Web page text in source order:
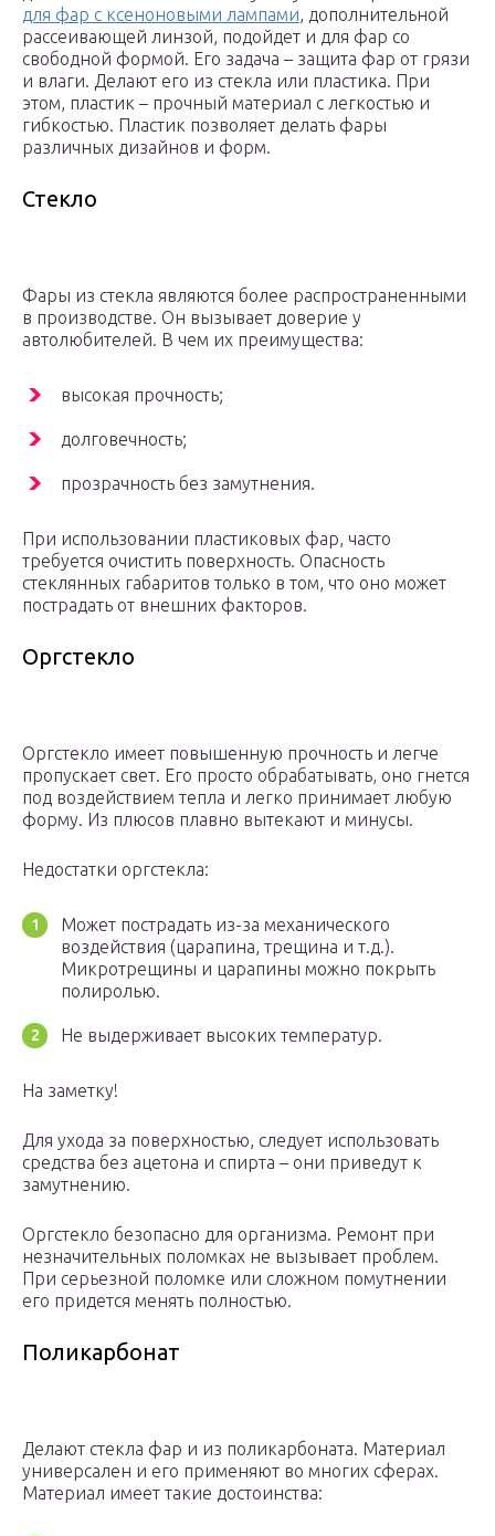
для фар с ксеноновыми лампами, дополнительной
рассеивающей линзой, подойдет и для фар со
свободной формой. Его задача – защита фар от грязи
и влаги. Делают его из стекла или пластика. При
этом, пластик – прочный материал с легкостью и
гибкостью. Пластик позволяет делать фары
различных дизайнов и форм.
Стекло
Фары из стекла являются более распространенными
в производстве. Он вызывает доверие у
автолюбителей. В чем их преимущества:
высокая прочность;
долговечность;
прозрачность без замутнения.
При использовании пластиковых фар, часто
требуется очистить поверхность. Опасность
стеклянных габаритов только в том, что оно может
пострадать от внешних факторов.
Оргстекло
Оргстекло имеет повышенную прочность и легче
пропускает свет. Его просто обрабатывать, оно гнется
под воздействием тепла и легко принимает любую
форму. Из плюсов плавно вытекают и минусы.
Недостатки оргстекла:
Может пострадать из-за механического
воздействия (царапина, трещина и т.д.).
Микротрещины и царапины можно покрыть
полиролью.
Не выдерживает высоких температур.
На заметку!
Для ухода за поверхностью, следует использовать
средства без ацетона и спирта – они приведут к
замутнению.
Оргстекло безопасно для организма. Ремонт при
незначительных поломках не вызывает проблем.
При серьезной поломке или сложном помутнении
его придется менять полностью.
Поликарбонат
Делают стекла фар и из поликарбоната. Материал
универсален и его применяют во многих сферах.
Материал имеет такие достоинства: